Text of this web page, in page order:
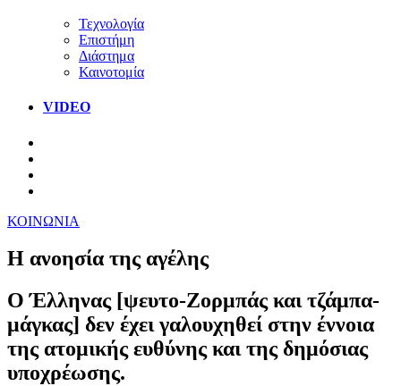
Τεχνολογία
Επιστήμη
Διάστημα
Καινοτομία
VIDEO
ΚΟΙΝΩΝΙΑ
Η ανοησία της αγέλης
Ο Έλληνας [ψευτο-Ζορμπάς και τζάμπα-
μάγκας] δεν έχει γαλουχηθεί στην έννοια
της ατομικής ευθύνης και της δημόσιας
υποχρέωσης.